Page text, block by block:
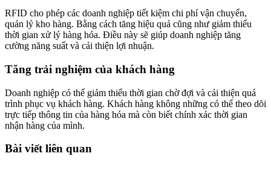
RFID cho phép các doanh nghiệp tiết kiệm chi phí vận chuyển,
quản lý kho hàng. Bằng cách tăng hiệu quả cũng như giảm thiểu
thời gian xử lý hàng hóa. Điều này sẽ giúp doanh nghiệp tăng
cường năng suất và cải thiện lợi nhuận.
Tăng trải nghiệm của khách hàng
Doanh nghiệp có thể giảm thiểu thời gian chờ đợi và cải thiện quá
trình phục vụ khách hàng. Khách hàng không những có thể theo dõi
trực tiếp thông tin của hàng hóa mà còn biết chính xác thời gian
nhận hàng của mình.
Bài viết liên quan